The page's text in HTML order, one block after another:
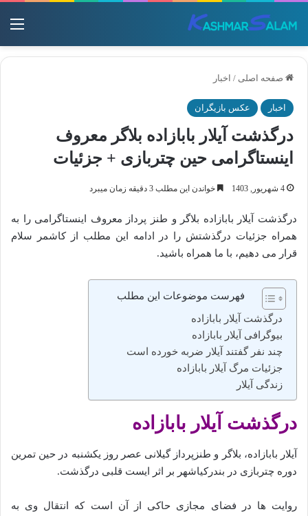
صفحه اصلی / اخبار
اخبار عکس بازیگران
درگذشت آیلار بابازاده بلاگر معروف
اینستاگرامی حین چتربازی + جزئیات
4 شهریور, 1403 خواندن این مطلب 3 دقیقه زمان میبرد
درگذشت آیلار بابازاده بلاگر و طنز پرداز معروف اینستاگرامی را به
همراه جزئیات درگذشتش را در ادامه این مطلب از کاشمر سلام
قرار می دهیم، با ما همراه باشید.
فهرست موضوعات این مطلب
درگذشت آیلار بابازاده
بیوگرافی آیلار بابازاده
چند نفر گفتند آیلار ضربه خورده‌ است
جزئیات مرگ آیلار بابازاده
زندگی آیلار
درگذشت آیلار بابازاده
آیلار بابازاده، بلاگر و طنزپرداز گیلانی عصر روز یکشنبه در حین تمرین
دوره چتربازی در بندرکیاشهر بر اثر ایست قلبی درگذشت.
روایت‌ ها در فضای مجازی حاکی از آن است که انتقال وی به